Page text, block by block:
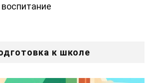
к школе